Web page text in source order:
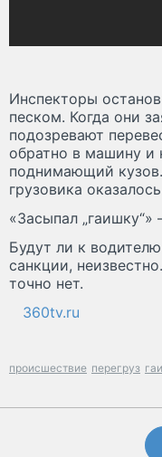
Инспекторы
песком. Когда они
подозревают
обратно в машину и
поднимающий
грузовика
«Засыпал
Будут ли к
санкции,
точно нет.
360tv.ru
происшествие перегруз гаи